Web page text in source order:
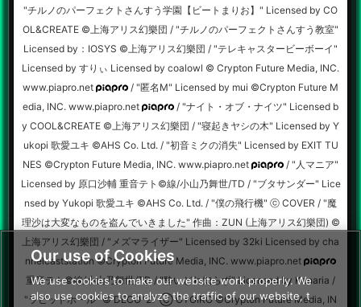
"チルノのパーフェクトさんすう学園【ビートまりお】" Licensed by CO
OL&CREATE ©上海アリス幻樂団 / "チルノのパーフェクトさんすう教室"
Licensed by：IOSYS ©上海アリス幻樂団 / "テレキャスタービーボーイ"
Licensed by すりぃ Licensed by coalowl © Crypton Future Media, INC.
www.piapro.net
/ "匿名M" Licensed by mui ©Crypton Future M
edia, INC. www.piapro.net
/ "ナイト・オブ・ナイツ" Licensed b
y COOL&CREATE ©上海アリス幻樂団 / "寝起きヤシの木" Licensed by Y
ukopi 歌愛ユキ ©︎AHS Co. Ltd. / "初音ミクの消失" Licensed by EXIT TU
NES ©Crypton Future Media, INC. www.piapro.net
/ "人マニア"
Licensed by 原口沙輔 重音テト©線/小山乃舞世/TD / "ブタサンダー" Lice
nsed by Yukopi 歌愛ユキ ©︎AHS Co. Ltd. / "僕の飛行機" ⓒ COVER / "魔
理沙は大変なものを盗んでいきました" 作曲：ZUN (上海アリス幻樂団) ©
上海アリス幻樂団 / "メズマライザー" Licensed by 32ki Licensed by cha
nnelcaststation ©Crypton Future Media, INC. www.piapro.net
重音テト©線/小山乃舞世/TD / "酔いどれ知らず" Licensed by Kanaria /
"ラビットホール" © DECO*27 Ⓒ OTOIRO ©Crypton Future Media, IN
Our use of Cookies
We use cookies to make our website work properly. We
also use cookies to analyze the traffic of our website, t